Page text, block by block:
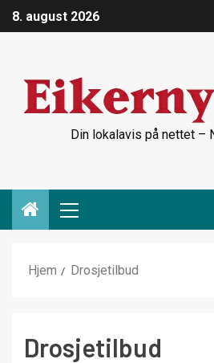
8. august 2026
Din lokalavis på nettet –
Hjem Drosjetilbud
Drosjetilbud